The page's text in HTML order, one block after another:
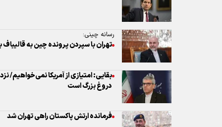
رسانه چینی:
تهران با سپردن پرونده چین به
بقایی: امتیازی از آمریکا نمی‌خواهیم/
دروغ بزرگ است
فرمانده ارتش پاکستان راهی تهران شد